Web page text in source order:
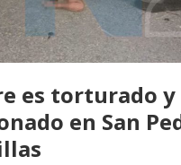
es torturado y
en San